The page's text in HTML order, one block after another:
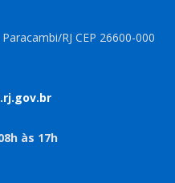
RJ CEP 26600-000
às 17h